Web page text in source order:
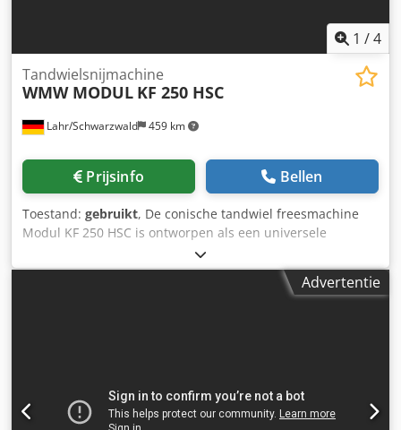
1 /4
Lahr/Schwarzwald 459 km
Tandwielsnijmachine
WMW MODUL KF 250 HSC
Prijsinfo Bellen
Toestand: gebruikt, De conische tandwiel freesmachine
Modul KF 250 HSC is ontworpen als een universele
machine voor de flexibele bewerking van tandwielen en
wordt ingezet bij fabrikanten van tandwiel- en
aandrijftechniek voor het frezen van conische tandwielen.
volledig gereviseerd (retrofit) met nieuwe CNC-besturing
(SIEMENS ONE) worden aangeboden. Csdpfx Ajxz Eg
Advertentie